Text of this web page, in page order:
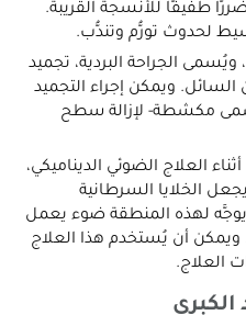
طفيفًا للأنسجة القريبة.
لحدوث تورُّم وتندُّب.
الجراحة البردية، تجميد
السائل. ويمكن إجراء التجميد
مكشطة- لإزالة سطح
أثناء العلاج الضوئي الديناميكي،
الخلايا السرطانية
لهذه المنطقة ضوء يعمل
ويمكن أن يُستخدم هذا العلاج
العلاج.